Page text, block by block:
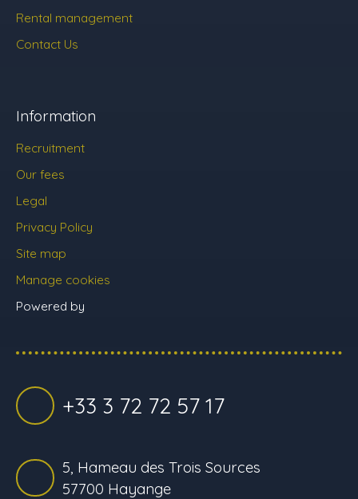
Rental management
Contact Us
Information
Recruitment
Our fees
Legal
Privacy Policy
Site map
Manage cookies
Powered by
+33 3 72 72 57 17
5, Hameau des Trois Sources
57700 Hayange